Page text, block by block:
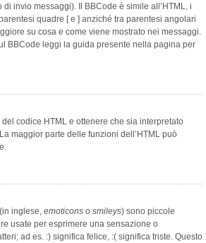
di invio messaggi). Il BBCode è simile all’HTML, i
quadre [ e ] anziché tra parentesi angolari
su cosa e come viene mostrato nei messaggi.
BBCode leggi la guida presente nella pagina per
codice HTML e ottenere che sia interpretato
maggior parte delle funzioni dell’HTML può
inglese, emoticons o smileys) sono piccole
usate per esprimere una sensazione o
ad es. :) significa felice, :( significa triste. Questo